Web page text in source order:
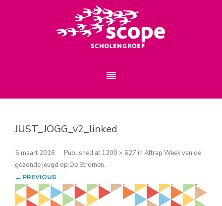
JUST_JOGG_v2_linked
Published
5 maart 2018 at 1200 × 627 in Aftrap Week van de
gezonde jeugd op De Stromen.
← PREVIOUS